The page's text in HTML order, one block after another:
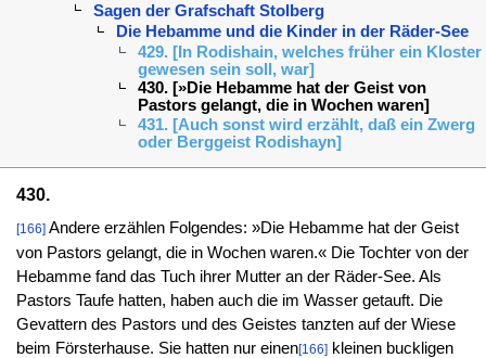
Sagen der Grafschaft Stolberg
Die Hebamme und die Kinder in der Räder-See
429. [In Rodishain, welches früher ein Kloster
gewesen sein soll, war]
430. [»Die Hebamme hat der Geist von
Pastors gelangt, die in Wochen waren]
431. [Auch sonst wird erzählt, daß ein Zwerg
oder Berggeist Rodishayn]
430.
[166]Andere erzählen Folgendes: »Die Hebamme hat der Geist
von Pastors gelangt, die in Wochen waren.« Die Tochter von der
Hebamme fand das Tuch ihrer Mutter an der Räder-See. Als
Pastors Taufe hatten, haben auch die im Wasser getauft. Die
Gevattern des Pastors und des Geistes tanzten auf der Wiese
beim Försterhause. Sie hatten nur einen[166]kleinen buckligen